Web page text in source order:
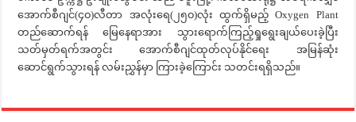
အောက်စီဂျင်(၄၀)လီတာ အလုံးရေ(၂၅၀)လုံး ထွက်ရှိမည့် Oxygen Plant
တည်ဆောက်ရန် မြေနေရာအား သွားရောက်ကြည့်ရှုရွေးချယ်ပေးခဲ့ပြီး
သတ်မှတ်ရက်အတွင်း အောက်စီဂျင်ထုတ်လုပ်နိုင်ရေး အမြန်ဆုံး
ဆောင်ရွက်သွားရန် လမ်းညွှန်မှာ ကြားခဲ့ကြောင်း သတင်းရရှိသည်။